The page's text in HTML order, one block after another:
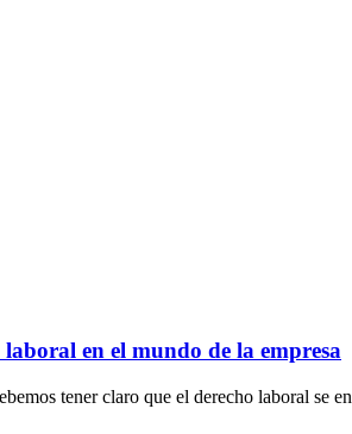
en el mundo de la empresa
tener claro que el derecho laboral se